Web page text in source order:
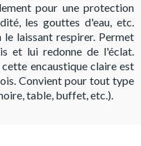
pour une protection
les gouttes d'eau, etc.
laissant respirer. Permet
et lui redonne de l'éclat.
encaustique claire est
Convient pour tout type
table, buffet, etc.).